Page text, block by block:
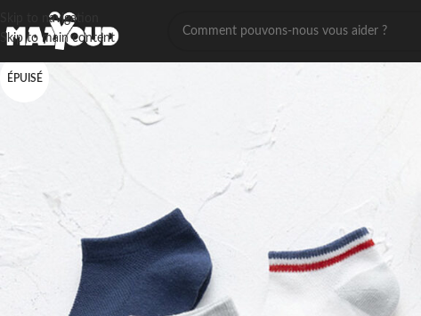
Skip to navigation
Skip to main content
ÉPUISÉ